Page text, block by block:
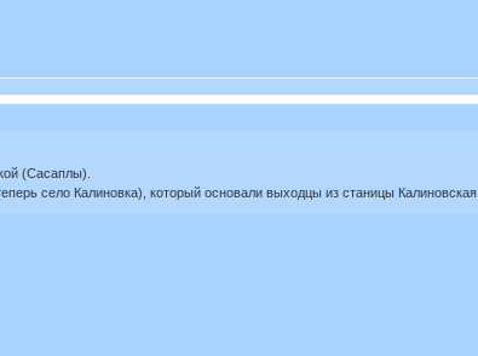
(Сасаплы).
село Калиновка), который основали выходцы из станицы Калиновская.